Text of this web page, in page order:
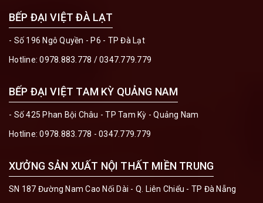
BẾP ĐẠI VIỆT ĐÀ LẠT
- Số 196 Ngô Quyền - P6 - TP Đà Lạt
Hotline:0978.883.778 /0347.779.779
BẾP ĐẠI VIỆT TAM KỲ QUẢNG NAM
- Số 425 Phan Bội Châu - TP Tam Kỳ - Quảng Nam
Hotline:0978.883.778 - 0347.779.779
XƯỞNG SẢN XUẤT NỘI THẤT MIỀN TRUNG
SN 187 Đường Nam Cao Nối Dài - Q. Liên Chiểu - TP Đà Nẵng